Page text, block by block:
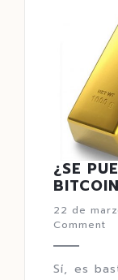
¿SE
22 de
Comment
Sí, es